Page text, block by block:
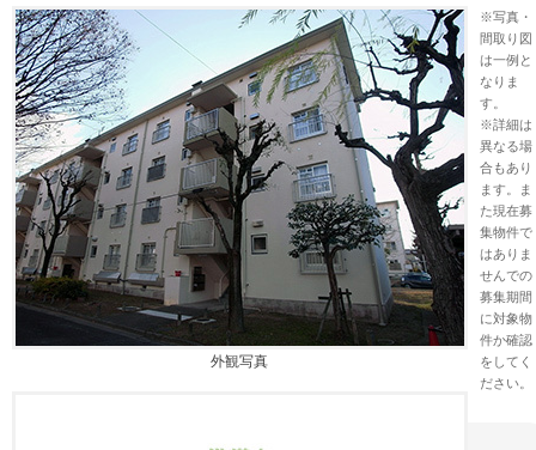
外観写真
※写真・
間取り図
は一例と
なりま
す。
※詳細は
異なる場
合もあり
ます。ま
た現在募
集物件で
はありま
せんでの
募集期間
に対象物
件か確認
をしてく
ださい。